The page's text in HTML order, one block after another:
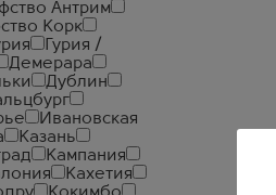
Антрим
Корк
Гурия /
Демерара
Дублин
Ивановская
Казань
Кампания
Кахетия